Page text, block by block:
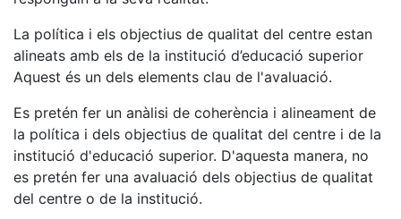
La política i els objectius de qualitat del centre estan
alineats amb els de la institució d’educació superior
Aquest és un dels elements clau de l'avaluació.
Es pretén fer un anàlisi de coherència i alineament de
la política i dels objectius de qualitat del centre i de la
institució d'educació superior. D'aquesta manera, no
es pretén fer una avaluació dels objectius de qualitat
del centre o de la institució.